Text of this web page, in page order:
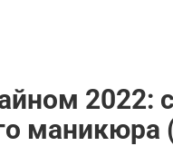
2022:
маникюра